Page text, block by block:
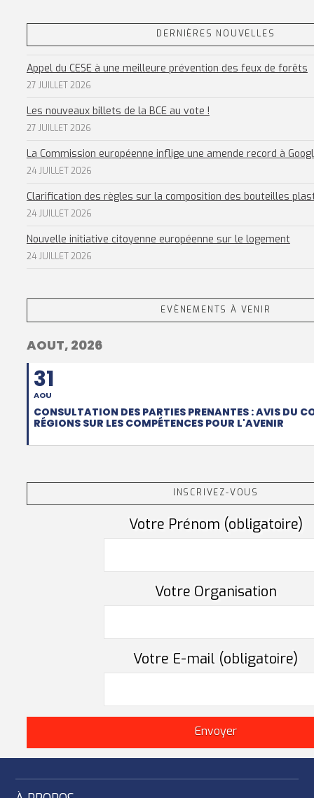
DERNIÈRES NOUVELLES
Appel du CESE à une meilleure prévention des feux de forêts
27 JUILLET 2026
Les nouveaux billets de la BCE au vote !
27 JUILLET 2026
La Commission européenne inflige une amende record à
24 JUILLET 2026
Clarification des règles sur la composition des bouteilles
24 JUILLET 2026
Nouvelle initiative citoyenne européenne sur le logement
24 JUILLET 2026
EVÈNEMENTS À VENIR
AOUT, 2026
31
AOU
CONSULTATION DES PARTIES PRENANTES : AVIS DU
RÉGIONS SUR LES COMPÉTENCES POUR L'AVENIR
INSCRIVEZ-VOUS
Votre Prénom (obligatoire)
Votre Organisation
Votre E-mail (obligatoire)